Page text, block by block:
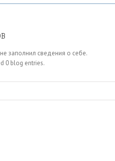
заполнил сведения о себе.
0 blog entries.